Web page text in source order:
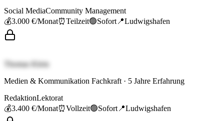
Social MediaCommunity Management
💰3.000 €/Monat⏰Teilzeit🟢Sofort 📍Ludwigshafen
Thomas Klein
Medien & Kommunikation Fachkraft · 5 Jahre Erfahrung
RedaktionLektorat
💰3.400 €/Monat⏰Vollzeit🟢Sofort 📍Ludwigshafen